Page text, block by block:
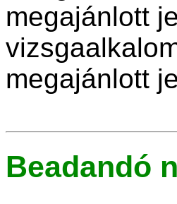
megajánlott
megajánlott
Beadandó